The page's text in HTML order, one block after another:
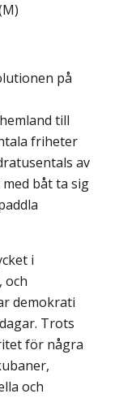
på
till
friheter
av
båt ta sig
i
och
demokrati
Trots
för några
och